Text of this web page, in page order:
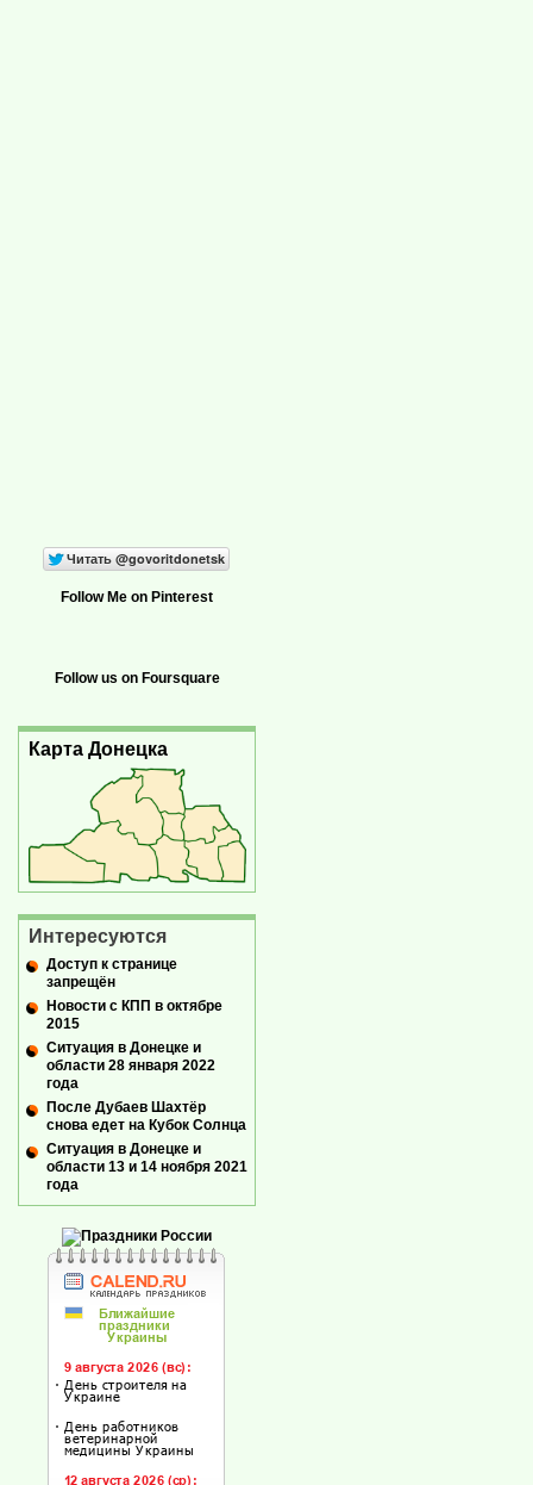
Follow Me on Pinterest
Follow us on Foursquare
Карта Донецка
Интересуются
Доступ к странице
запрещён
Новости с КПП в октябре
2015
Ситуация в Донецке и
области 28 января 2022
года
После Дубаев Шахтёр
снова едет на Кубок Солнца
Ситуация в Донецке и
области 13 и 14 ноября 2021
года